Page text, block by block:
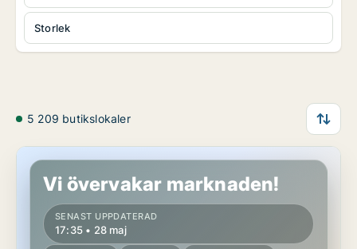
Storlek
5 209 butikslokaler
Butikslokal i Nacka, Saltsjö-Boo
Vi övervakar marknaden!
SENAST UPPDATERAD
17:35 • 28 maj